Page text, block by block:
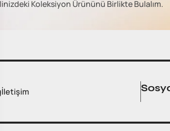
Koleksiyon Ürününü Birlikte Bulalım.
İletişim